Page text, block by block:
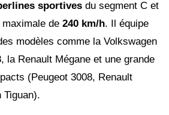
sportives du segment C et
de 240 km/h. Il équipe
modèles comme la Volkswagen
la Renault Mégane et une grande
(Peugeot 3008, Renault
Tiguan).